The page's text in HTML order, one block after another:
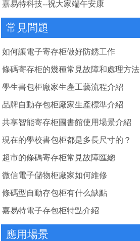
嘉易特科技--祝大家端午安康
常見問題
如何讓電子寄存柜做好防銹工作
條碼寄存柜的幾種常見故障和處理方法
學生書包柜廠家生產工藝流程介紹
品牌自動存包柜廠家生產標準介紹
共享智能寄存柜圖書館使用場景介紹
現在的學校書包柜都是多長尺寸的？
超市的條碼寄存柜常見故障匯總
微信電子儲物柜廠家如何維修
條碼型自動存包柜有什么缺點
嘉易特電子存包柜特點介紹
應用場景